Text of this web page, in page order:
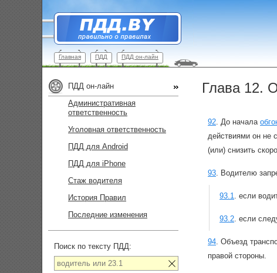
Главная ПДД ПДД он-лайн
Глава 12.
92. До начала
действиями он не
(или) снизить
93. Водителю
93.1. если
93.2. если
94. Объезд
правой стороны.
ПДД он-лайн
Административная
ответственность
Уголовная ответственность
ПДД для Android
ПДД для iPhone
Стаж водителя
История Правил
Последние изменения
Поиск по тексту ПДД: